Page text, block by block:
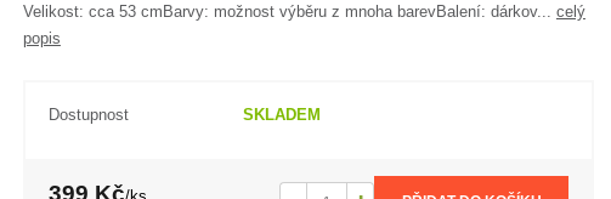
Velikost: cca 53 cmBarvy: možnost výběru z mnoha barevBalení: dárkov... celý
popis
Dostupnost SKLADEM
399 Kč